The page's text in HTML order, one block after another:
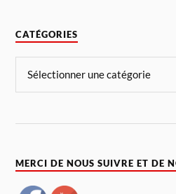
CATÉGORIES
MERCI DE NOUS SUIVRE ET DE